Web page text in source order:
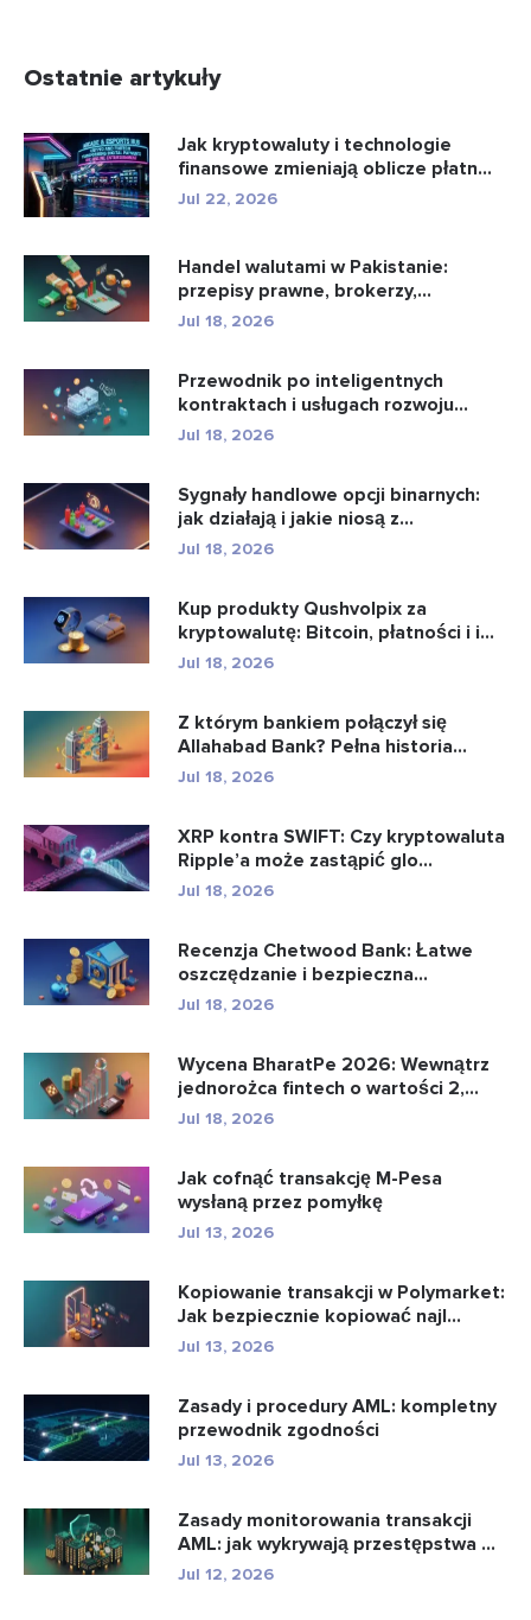
Ostatnie artykuły
Jak kryptowaluty i technologie
finansowe zmieniają oblicze płatn...
Jul 22, 2026
Handel walutami w Pakistanie:
przepisy prawne, brokerzy,
aplikacje...
Jul 18, 2026
Przewodnik po inteligentnych
kontraktach i usługach rozwoju
intel...
Jul 18, 2026
Sygnały handlowe opcji binarnych:
jak działają i jakie niosą z...
Jul 18, 2026
Kup produkty Qushvolpix za
kryptowalutę: Bitcoin, płatności i i...
Jul 18, 2026
Z którym bankiem połączył się
Allahabad Bank? Pełna historia...
Jul 18, 2026
XRP kontra SWIFT: Czy kryptowaluta
Ripple’a może zastąpić glo...
Jul 18, 2026
Recenzja Chetwood Bank: Łatwe
oszczędzanie i bezpieczna
bankowo�...
Jul 18, 2026
Wycena BharatPe 2026: Wewnątrz
jednorożca fintech o wartości 2,...
Jul 18, 2026
Jak cofnąć transakcję M-Pesa
wysłaną przez pomyłkę
Jul 13, 2026
Kopiowanie transakcji w Polymarket:
Jak bezpiecznie kopiować najl...
Jul 13, 2026
Zasady i procedury AML: kompletny
przewodnik zgodności
Jul 13, 2026
Zasady monitorowania transakcji
AML: jak wykrywają przestępstwa ...
Jul 12, 2026